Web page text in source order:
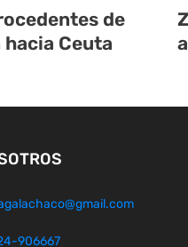
de
Ceuta
906667